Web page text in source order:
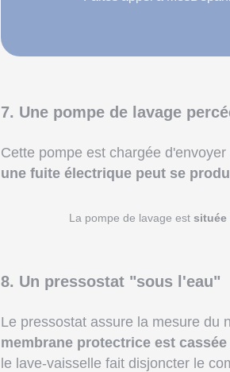
7. Une pompe de lavage
Cette pompe est chargée
une fuite électrique peut se
La pompe de lavage est située
8. Un pressostat "sous l'eau"
Le pressostat assure la mesure du
membrane protectrice est
le lave-vaisselle fait disjoncter le